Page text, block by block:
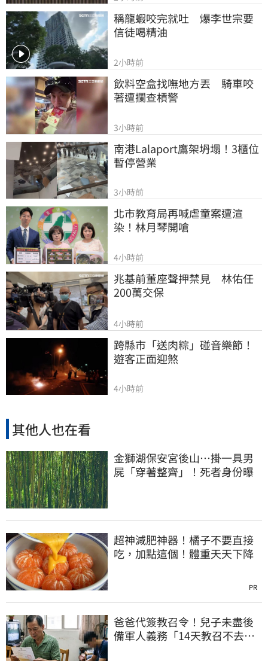
稱龍蝦咬完就吐　爆李世宗要
信徒喝精油
2小時前
飲料空盒找嘸地方丟　騎車咬
著遭攔查槓警
3小時前
南港Lalaport鷹架坍塌！3櫃位
暫停營業
3小時前
北市教育局再喊虐童案遭渲
染！林月琴開嗆
4小時前
兆基前董座聲押禁見　林佑任
200萬交保
4小時前
跨縣市「送肉粽」碰音樂節！
遊客正面迎煞
4小時前
其他人也在看
金獅湖保安宮後山…掛一具男
屍「穿著整齊」！死者身份曝
超神減肥神器！橘子不要直接
吃，加點這個！體重天天下降
PR
爸爸代簽教召令！兒子未盡後
備軍人義務「14天教召不去」